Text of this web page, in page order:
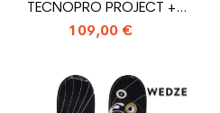
TECNOPRO PROJECT +
FIXATIONS
109,00 €